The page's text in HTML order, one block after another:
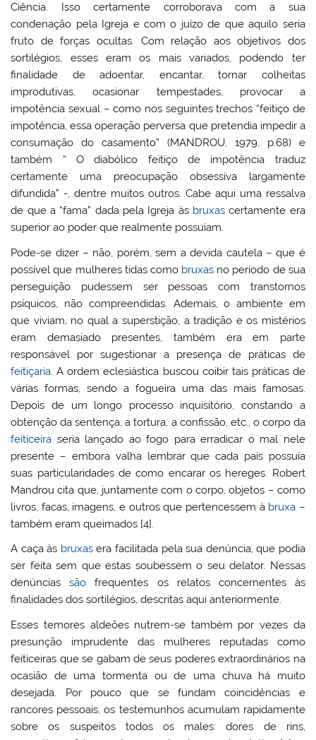
Ciência. Isso certamente corroborava com a sua
condenação pela Igreja e com o juízo de que aquilo seria
fruto de forças ocultas. Com relação aos objetivos dos
sortilégios, esses eram os mais variados, podendo ter
finalidade de adoentar, encantar, tornar colheitas
improdutivas, ocasionar tempestades, provocar a
impotência sexual – como nos seguintes trechos “feitiço de
impotência, essa operação perversa que pretendia impedir a
consumação do casamento” (MANDROU, 1979, p.68) e
também “ O diabólico feitiço de impotência traduz
certamente uma preocupação obsessiva largamente
difundida” -, dentre muitos outros. Cabe aqui uma ressalva
de que a “fama” dada pela Igreja às bruxas certamente era
superior ao poder que realmente possuíam.
Pode-se dizer – não, porém, sem a devida cautela – que é
possível que mulheres tidas como bruxas no período de sua
perseguição pudessem ser pessoas com transtornos
psíquicos, não compreendidas. Ademais, o ambiente em
que viviam, no qual a superstição, a tradição e os mistérios
eram demasiado presentes, também era em parte
responsável por sugestionar a presença de práticas de
feitiçaria. A ordem eclesiástica buscou coibir tais práticas de
várias formas, sendo a fogueira uma das mais famosas.
Depois de um longo processo inquisitório, constando a
obtenção da sentença, a tortura, a confissão, etc., o corpo da
feiticeira seria lançado ao fogo para erradicar o mal nele
presente – embora valha lembrar que cada país possuía
suas particularidades de como encarar os hereges. Robert
Mandrou cita que, juntamente com o corpo, objetos – como
livros, facas, imagens, e outros que pertencessem à bruxa –
também eram queimados [4].
A caça às bruxasera facilitada pela sua denúncia, que podia
ser feita sem que estas soubessem o seu delator. Nessas
denúnciassão frequentes os relatos concernentes às
finalidades dos sortilégios, descritas aqui anteriormente.
Esses temores aldeões nutrem-se também por vezes da
presunção imprudente das mulheres reputadas como
feiticeiras que se gabam de seus poderes extraordinários na
ocasião de uma tormenta ou de uma chuva há muito
desejada. Por pouco que se fundam coincidências e
rancores pessoais, os testemunhos acumulam rapidamente
sobre os suspeitos todos os males: dores de rins,